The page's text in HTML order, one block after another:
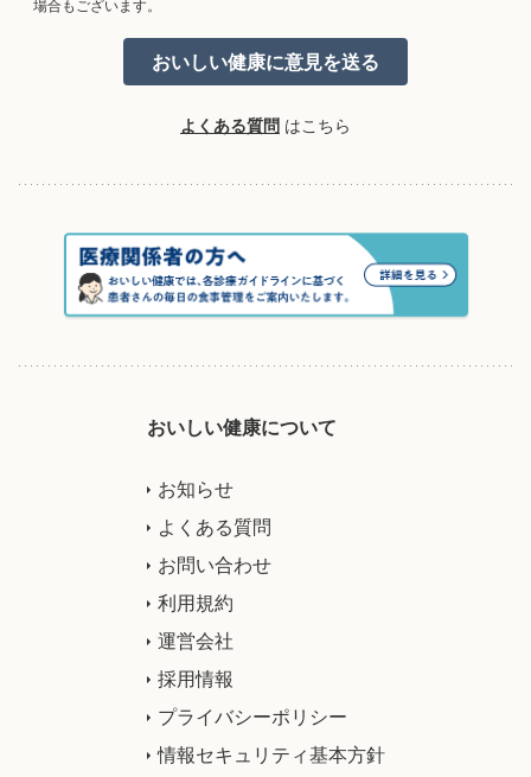
場合もございます。
よくある質問 はこちら
おいしい健康について
お知らせ
よくある質問
お問い合わせ
利用規約
運営会社
採用情報
プライバシーポリシー
情報セキュリティ基本方針